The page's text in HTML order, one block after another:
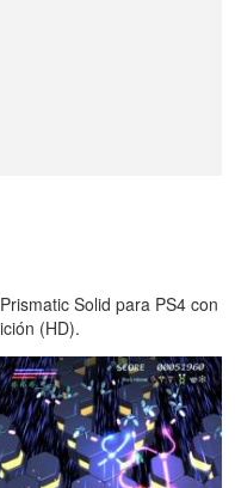
Solid para PS4 con
(HD).